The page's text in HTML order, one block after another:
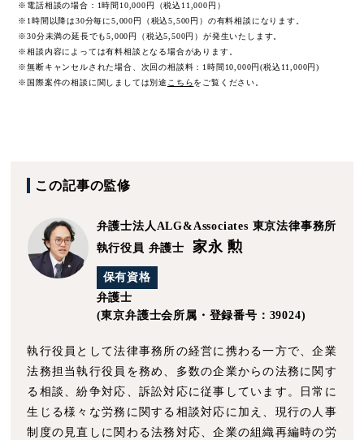
※電話相談の場合：1時間10,000円（税込11,000円）
※1時間以降は30分毎に5,000円（税込5,500円）の有料相談になります。
※30分未満の延長でも5,000円（税込5,500円）が発生いたします。
※相談内容によっては有料相談となる場合があります。
※無断キャンセルされた場合、次回の相談料：1時間10,000円(税込11,000円)
※国際案件の相談に関しましては別途 こちらをご覧ください。
この記事の監修
弁護士法人ALG&Associates 東京法律事務所
執行役員 弁護士
家永 勲
保有資格
弁護士
(東京弁護士会所属・登録番号：39024)
執行役員として法律事務所の経営に携わる一方で、企業
法務担当執行役員を務め、多数の企業からの法務に関す
る相談、紛争対応、訴訟対応に従事しています。日常に
生じる様々な労務に関する相談対応に加え、現行の人事
制度の見直しに関わる法務対応、企業の組織再編時の労